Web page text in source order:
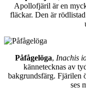
Apollofjäril är en
fläckar. Den är
Påfågelöga, Inachis
kännetecknas av
bakgrundsfärg. Fjärilen
ses